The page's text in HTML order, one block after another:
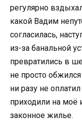
регулярно
какой Вадим
согласилась,
из-за банальной
превратились в
не просто
ни разу не
приходили на моё
законное жилье.